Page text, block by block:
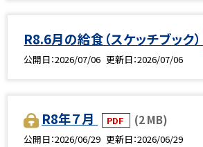
R8.6月の給食（スケッチブック）
公開日 2026/07/06 更新日 2026/07/06
R8年７月 PDF (2 MB)
公開日 2026/06/29 更新日 2026/06/29